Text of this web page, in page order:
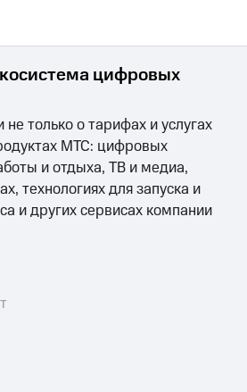
цифровых
только о тарифах и услугах
МТС: цифровых
и отдыха, ТВ и медиа,
технологиях для запуска и
и других сервисах компании